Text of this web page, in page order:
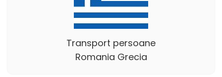
Transport persoane
Romania Grecia